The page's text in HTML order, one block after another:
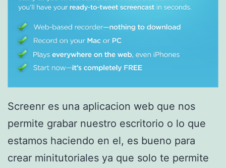
Screenr es una aplicacion web que nos
permite grabar nuestro escritorio o lo que
estamos haciendo en el, es bueno para
crear minitutoriales ya que solo te permite